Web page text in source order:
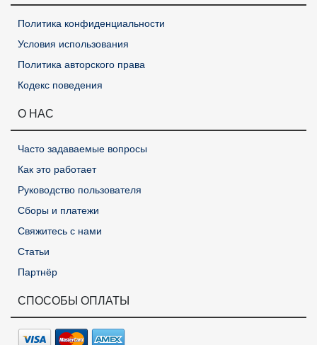
Политика конфиденциальности
Условия использования
Политика авторского права
Кодекс поведения
О НАС
Часто задаваемые вопросы
Как это работает
Руководство пользователя
Сборы и платежи
Свяжитесь с нами
Статьи
Партнёр
СПОСОБЫ ОПЛАТЫ